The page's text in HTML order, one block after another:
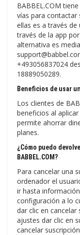
BABBEL.COM
vías para contactar
ellas es a través
través de la app
alternativa es
+493056837024
18889050289.
Beneficios de usar
Los clientes de
beneficios al
permite ahorrar
planes.
¿Cómo puedo
BABBEL.COM?
Para cancelar una
ordenador el
ir hasta
configuración a lo
dar clic en cancelar
ajustes dar clic en
cancelar